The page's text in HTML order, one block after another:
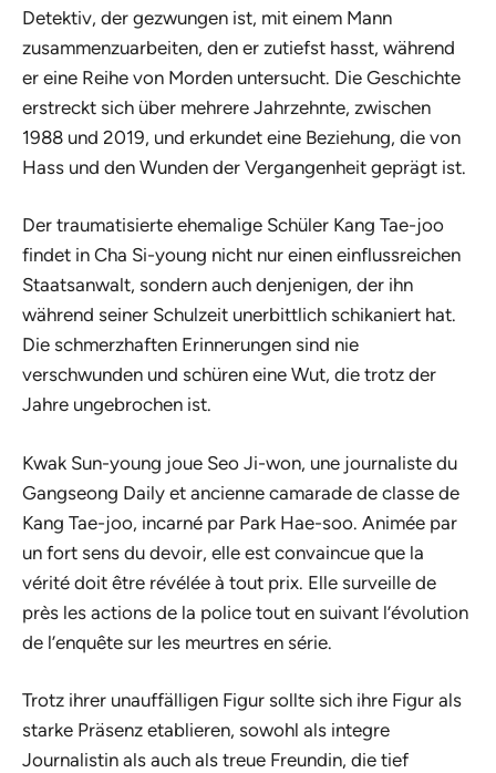
Detektiv, der gezwungen ist, mit einem Mann
zusammenzuarbeiten, den er zutiefst hasst, während
er eine Reihe von Morden untersucht. Die Geschichte
erstreckt sich über mehrere Jahrzehnte, zwischen
1988 und 2019, und erkundet eine Beziehung, die von
Hass und den Wunden der Vergangenheit geprägt ist.
Der traumatisierte ehemalige Schüler Kang Tae-joo
findet in Cha Si-young nicht nur einen einflussreichen
Staatsanwalt, sondern auch denjenigen, der ihn
während seiner Schulzeit unerbittlich schikaniert hat.
Die schmerzhaften Erinnerungen sind nie
verschwunden und schüren eine Wut, die trotz der
Jahre ungebrochen ist.
Kwak Sun-young joue Seo Ji-won, une journaliste du
Gangseong Daily et ancienne camarade de classe de
Kang Tae-joo, incarné par Park Hae-soo. Animée par
un fort sens du devoir, elle est convaincue que la
vérité doit être révélée à tout prix. Elle surveille de
près les actions de la police tout en suivant l’évolution
de l’enquête sur les meurtres en série.
Trotz ihrer unauffälligen Figur sollte sich ihre Figur als
starke Präsenz etablieren, sowohl als integre
Journalistin als auch als treue Freundin, die tief